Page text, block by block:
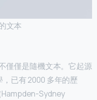
文本
僅僅是隨機文本。它起源
已有 2000 多年的歷
Sydney